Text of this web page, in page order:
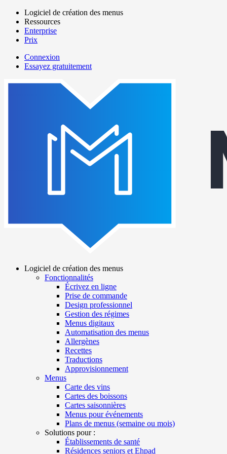
Aller
contenu
principal
Main
navigation
Logiciel de création des menus
Ressources
Enterprise
Prix
menutech
navigation
Connexion
Essayez gratuitement
navigation
Logiciel de création des menus
Fonctionnalités
Écrivez en ligne
Prise de commande
Design professionnel
Gestion des régimes
Menus digitaux
Automatisation des menus
Allergènes
Recettes
Traductions
Approvisionnement
Menus
Carte des vins
Cartes des boissons
Cartes saisonnières
Menus pour événements
Plans de menus (semaine ou mois)
Solutions pour :
Établissements de santé
Résidences seniors et Ehpad